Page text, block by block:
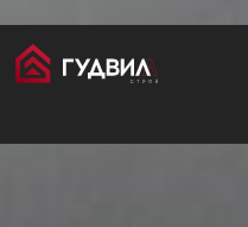
Главная Застройщики